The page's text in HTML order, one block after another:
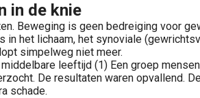
in de knie
Beweging is geen bedreiging voor
het lichaam, het synoviale
simpelweg niet meer.
leeftijd (1) Een groep
De resultaten waren opvallend.
schade.